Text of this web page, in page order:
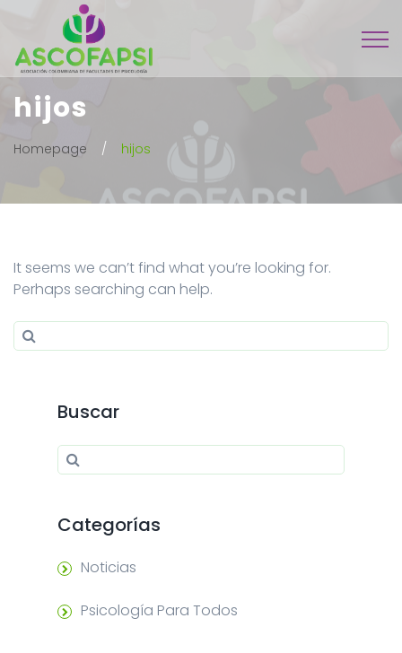
hijos
Homepage hijos
It seems we can’t find what you’re looking for.
Perhaps searching can help.
Search for:
Buscar
Search for:
Categorías
Noticias
Psicología Para Todos